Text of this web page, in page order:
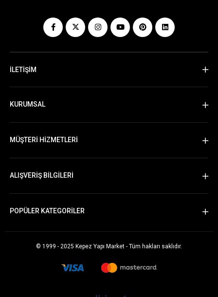
İLETİŞİM
KURUMSAL
MÜŞTERİ HİZMETLERİ
ALIŞVERİŞ BİLGİLERİ
POPÜLER KATEGORİLER
© 1999 - 2025 Kepez Yapı Market - Tüm hakları saklıdır.